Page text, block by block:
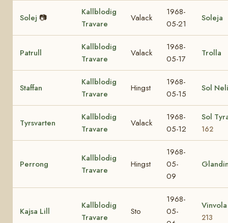
Solej 📷
Kallblodig
Travare
Valack
1968-
05-21
Soleja
Patrull
Kallblodig
Travare
Valack
1968-
05-17
Trolla
Staffan
Kallblodig
Travare
Hingst
1968-
05-15
Sol Neli
Tyrsvarten
Kallblodig
Travare
Valack
1968-
05-12
Sol
162
Perrong
Kallblodig
Travare
Hingst
1968-
05-
09
Kajsa Lill
Kallblodig
Travare
Sto
1968-
05-
213